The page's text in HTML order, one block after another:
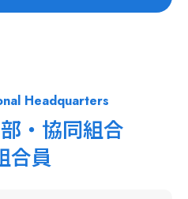
Headquarters
・協同組合
合員